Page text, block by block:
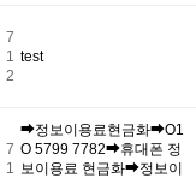
7
1
2
test
7
1
➡정보이용료현금화➡O1
O 5799 7782➡휴대폰 정
보이용료 현금화➡정보이